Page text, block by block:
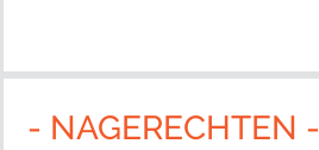
- NAGERECHTEN -